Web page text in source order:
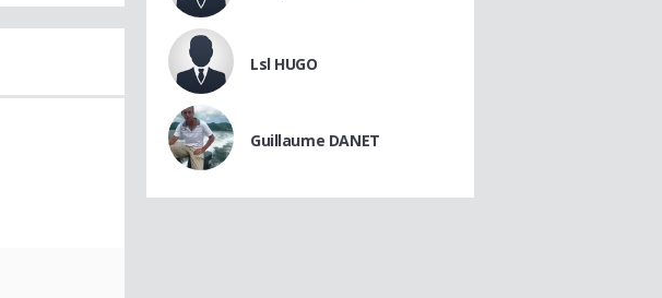
Lsl HUGO
Guillaume DANET